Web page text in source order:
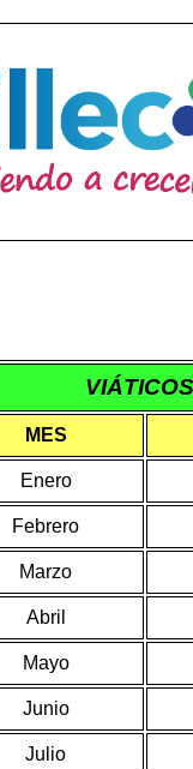
MES
Enero
Febrero
Marzo
Abril
Mayo
Junio
Julio